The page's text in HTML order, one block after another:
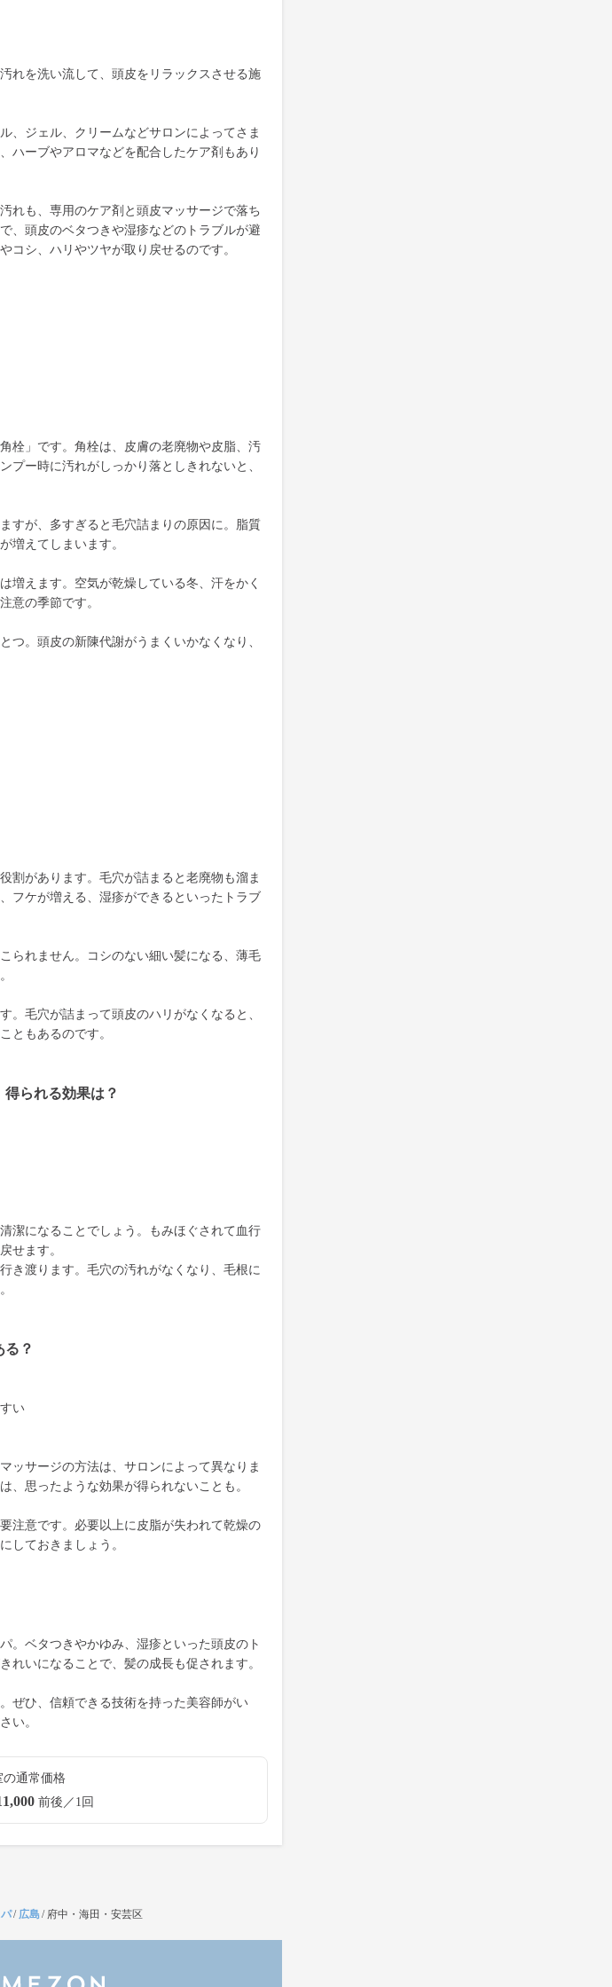
れを洗い流して、頭皮をリラックスさせる施
、ジェル、クリームなどサロンによってさま
ハーブやアロマなどを配合したケア剤もあり
れも、専用のケア剤と頭皮マッサージで落ち
、頭皮のベタつきや湿疹などのトラブルが避
コシ、ハリやツヤが取り戻せるのです。
栓」です。角栓は、皮膚の老廃物や皮脂、汚
プー時に汚れがしっかり落としきれないと、
すが、多すぎると毛穴詰まりの原因に。脂質
増えてしまいます。
増えます。空気が乾燥している冬、汗をかく
意の季節です。
つ。頭皮の新陳代謝がうまくいかなくなり、
割があります。毛穴が詰まると老廃物も溜ま
フケが増える、湿疹ができるといったトラブ
られません。コシのない細い髪になる、薄毛
。毛穴が詰まって頭皮のハリがなくなると、
ともあるのです。
られる効果は？
潔になることでしょう。もみほぐされて血行
せます。
き渡ります。毛穴の汚れがなくなり、毛根に
る？
い
ッサージの方法は、サロンによって異なりま
、思ったような効果が得られないことも。
注意です。必要以上に皮脂が失われて乾燥の
しておきましょう。
。ベタつきやかゆみ、湿疹といった頭皮のト
れいになることで、髪の成長も促されます。
ぜひ、信頼できる技術を持った美容師がい
い。
の通常価格
前後／1回
/ 広島/ 府中・海田・安芸区